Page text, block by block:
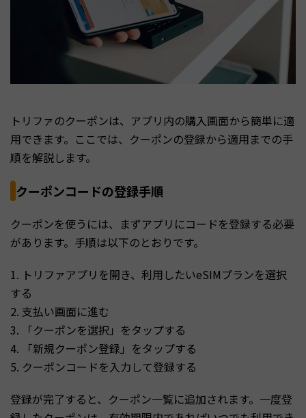
トリファのクーポンは、アプリ内の購入画面から簡単に適
用できます。ここでは、クーポンの登録から適用までの手
順を解説します。
クーポンコードの登録手順
クーポンを使うには、まずアプリにコードを登録する必要
があります。手順は以下のとおりです。
1. トリファアプリを開き、利用したいeSIMプランを選択
する
2. 支払い画面に進む
3. 「クーポンを選択」をタップする
4. 「新規クーポン登録」をタップする
5. クーポンコードを入力して登録する
登録が完了すると、クーポン一覧に追加されます。一度登